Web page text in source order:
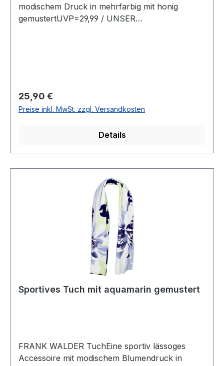
modischem Druck in mehrfarbig mit honig
gemustertUVP=29,99 / UNSER
Regulärer Preis:
25,90 €
Preise inkl. MwSt. zzgl. Versandkosten
Details
Sportives Tuch mit aquamarin gemustert
FRANK WALDER TuchEine sportiv lässoges
Accessoire mit modischem Blumendruck in